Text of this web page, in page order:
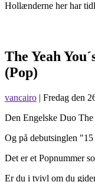
Hollænderne her har
The Yeah
(Pop)
vancairo | Fredag den
Den Engelske Duo
Og på debutsinglen
Det er et Popnummer
Er du i tvivl om du